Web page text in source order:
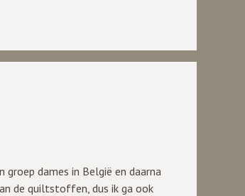
dames in België en daarna
de quiltstoffen, dus ik ga ook